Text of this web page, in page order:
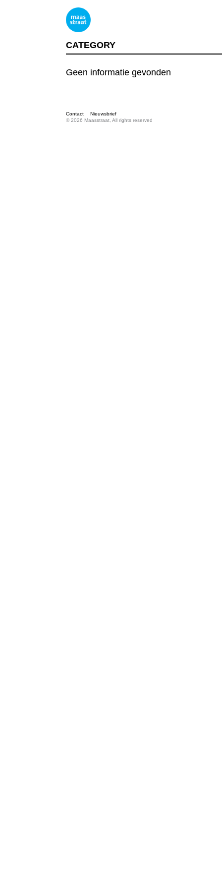
CATEGORY
Geen informatie gevonden
Contact
Nieuwsbrief
© 2026 Maasstraat, All rights reserved